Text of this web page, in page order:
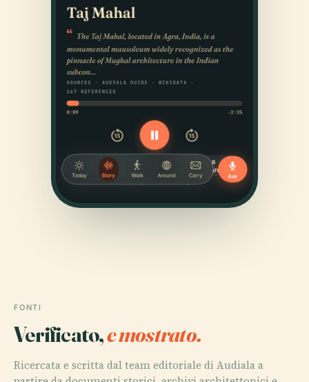
FONTI
Verificato,e mostrato.
Ricercata e scritta dal team editoriale di Audiala a